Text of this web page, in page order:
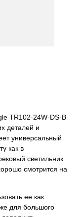
TR102-24W-DS-B
деталей и
универсальный
как в
светильник
смотрится на
ее как
для большого